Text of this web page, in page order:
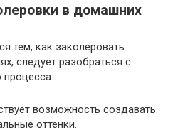
в домашних
тем, как заколеровать
следует разобраться с
возможность создавать
оттенки.